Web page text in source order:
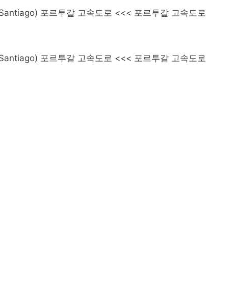
포르투갈 고속도로 <<< 포르투갈 고속도로
포르투갈 고속도로 <<< 포르투갈 고속도로